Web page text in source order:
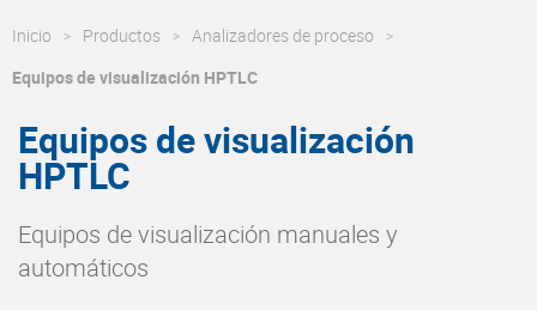
Inicio Productos
Analizadores de proceso
Equipos de visualización HPTLC
Equipos de visualización
HPTLC
Equipos de visualización manuales y
automáticos